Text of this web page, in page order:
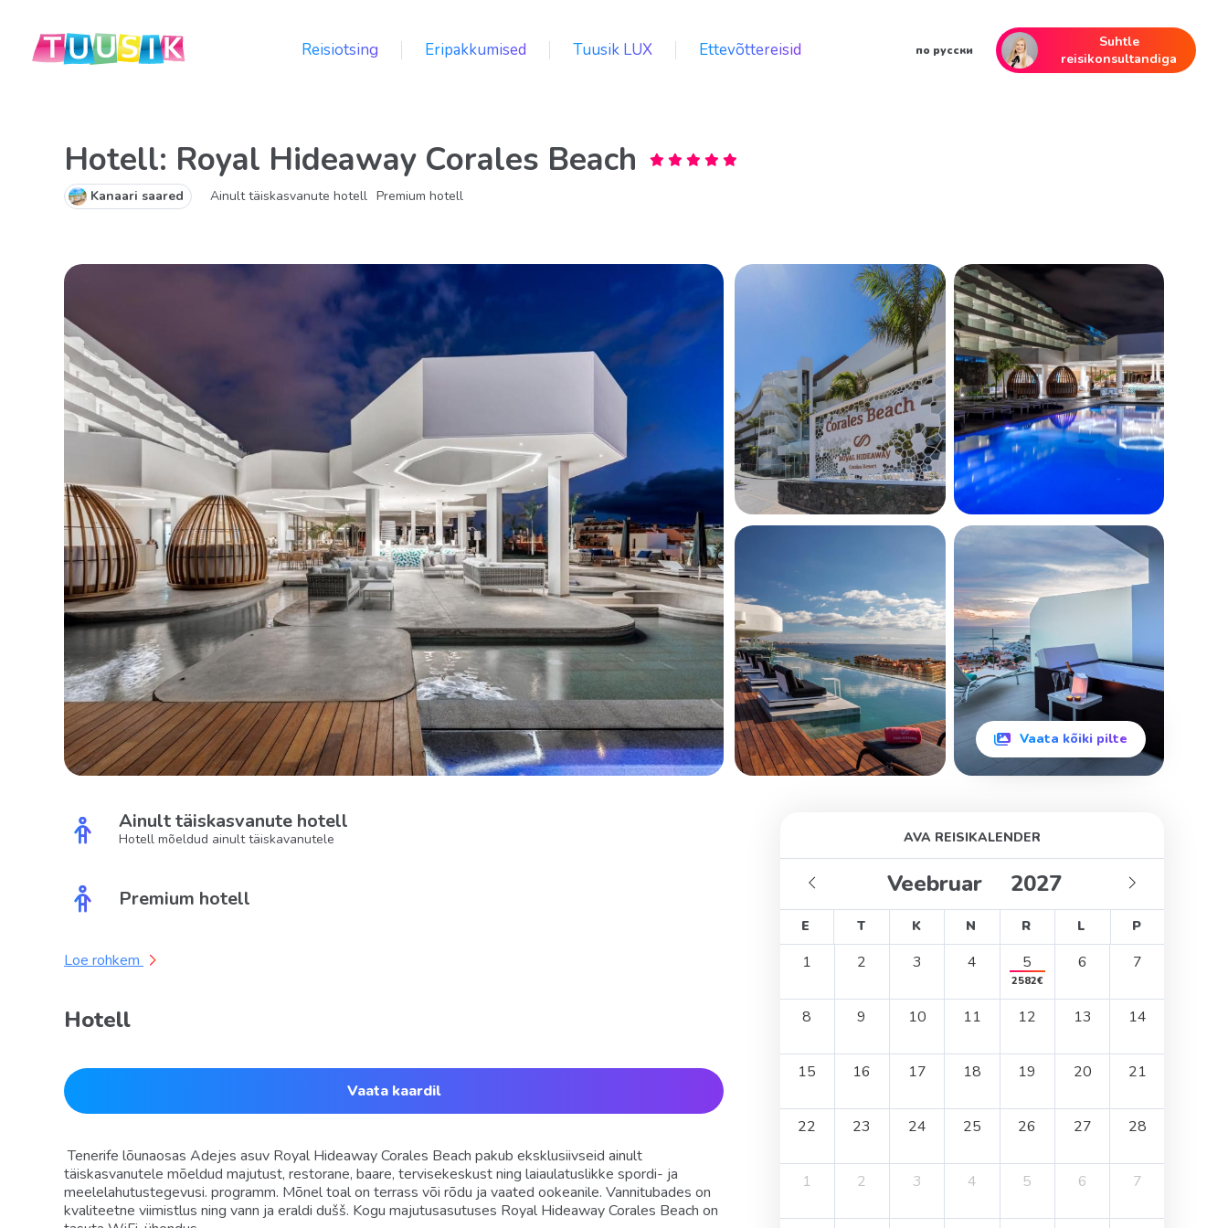
Reisiotsing Eripakkumised Tuusik LUX Ettevõttereisid по русски
Suhtle
reisikonsultandiga
Hotell: Royal Hideaway Corales Beach
Kanaari saared Ainult täiskasvanute hotell Premium hotell
Vaata kõiki pilte
Ainult täiskasvanute hotell
Hotell mõeldud ainult täiskavanutele
Premium hotell
AVA REISIKALENDER
E T K N R L P
1 2 3 4 5
2582€
6 7
8 9 10 11 12 13 14
15 16 17 18 19 20 21
22 23 24 25 26 27 28
1 2 3 4 5 6 7
Loe rohkem
Hotell
Vaata kaardil
Tenerife lõunaosas Adejes asuv Royal Hideaway Corales Beach pakub eksklusiivseid ainult
täiskasvanutele mõeldud majutust, restorane, baare, tervisekeskust ning laiaulatuslikke spordi- ja
meelelahutustegevusi. programm. Mõnel toal on terrass või rõdu ja vaated ookeanile. Vannitubades on
kvaliteetne viimistlus ning vann ja eraldi dušš. Kogu majutusasutuses Royal Hideaway Corales Beach on